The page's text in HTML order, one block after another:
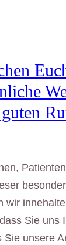
wir
Sie uns
Sie unsere